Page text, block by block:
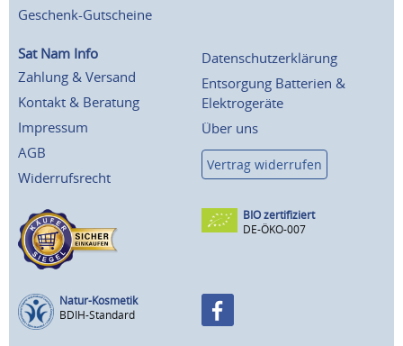
Geschenk-Gutscheine
Sat Nam Info
Zahlung & Versand
Kontakt & Beratung
Impressum
AGB
Widerrufsrecht
Datenschutzerklärung
Entsorgung Batterien &
Elektrogeräte
Über uns
Vertrag widerrufen
BIO zertifiziert
DE-ÖKO-007
Natur-Kosmetik
BDIH-Standard